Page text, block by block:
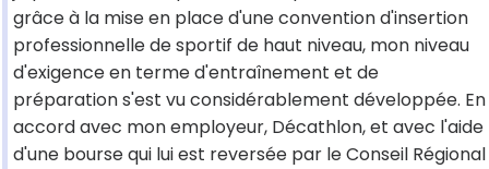
grâce à la mise en place d'une convention d'insertion
professionnelle de sportif de haut niveau, mon niveau
d'exigence en terme d'entraînement et de
préparation s'est vu considérablement développée. En
accord avec mon employeur, Décathlon, et avec l'aide
d'une bourse qui lui est reversée par le Conseil Régional